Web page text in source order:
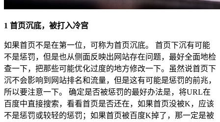
1 首页沉底，被打入冷宫
如果首页不是在第一位，可称为首页沉底。 首页下沉有可能
不是惩罚，但是也从侧面反映出网站存在问题，最好全面地检
查一下，把那些可能优化过度的地方修改一下。虽然说首页下
沉不会影响到网站排名和流量，但是这有可能是惩罚的前兆，
所以要注意一下。 确定是否被惩罚的最好办法是，将URL在
百度中直接搜索，看看首页是否还在，如果首页没被K，应该
不是惩罚或较轻的惩罚；如果首页被百度K掉了，那一定是被